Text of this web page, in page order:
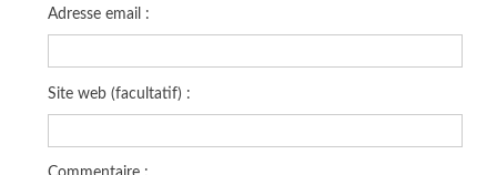
Adresse email :
Site web (facultatif) :